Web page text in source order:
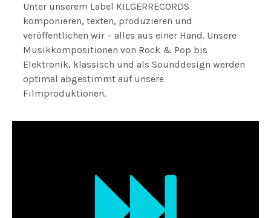
Unter unserem Label KILGERRECORDS
komponieren, texten, produzieren und
veröffentlichen wir – alles aus einer Hand. Unsere
Musikkompositionen von Rock & Pop bis
Elektronik, klassisch und als Sounddesign werden
optimal abgestimmt auf unsere
Filmproduktionen.